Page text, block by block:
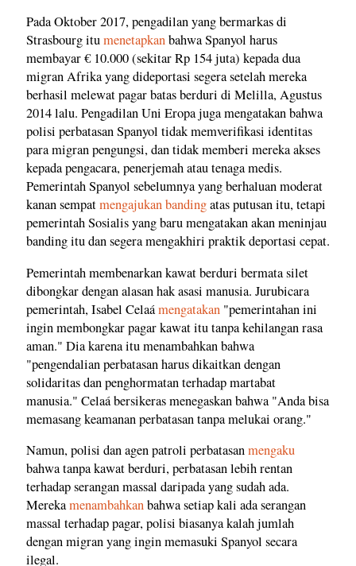
Pada Oktober 2017, pengadilan yang bermarkas di
Strasbourg itumenetapkanbahwa Spanyol harus
membayar € 10.000 (sekitar Rp 154 juta) kepada dua
migran Afrika yang dideportasi segera setelah mereka
berhasil melewat pagar batas berduri di Melilla, Agustus
2014 lalu. Pengadilan Uni Eropa juga mengatakan bahwa
polisi perbatasan Spanyol tidak memverifikasi identitas
para migran pengungsi, dan tidak memberi mereka akses
kepada pengacara, penerjemah atau tenaga medis.
Pemerintah Spanyol sebelumnya yang berhaluan moderat
kanan sempatmengajukan bandingatas putusan itu, tetapi
pemerintah Sosialis yang baru mengatakan akan meninjau
banding itu dan segera mengakhiri praktik deportasi cepat.
Pemerintah membenarkan kawat berduri bermata silet
dibongkar dengan alasan hak asasi manusia. Jurubicara
pemerintah, Isabel Celaámengatakan "pemerintahan ini
ingin membongkar pagar kawat itu tanpa kehilangan rasa
aman." Dia karena itu menambahkan bahwa
"pengendalian perbatasan harus dikaitkan dengan
solidaritas dan penghormatan terhadap martabat
manusia." Celaá bersikeras menegaskan bahwa "Anda bisa
memasang keamanan perbatasan tanpa melukai orang."
Namun, polisi dan agen patroli perbatasanmengaku
bahwa tanpa kawat berduri, perbatasan lebih rentan
terhadap serangan massal daripada yang sudah ada.
Merekamenambahkanbahwa setiap kali ada serangan
massal terhadap pagar, polisi biasanya kalah jumlah
dengan migran yang ingin memasuki Spanyol secara
ilegal.